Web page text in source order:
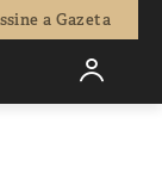
a Gazeta
0